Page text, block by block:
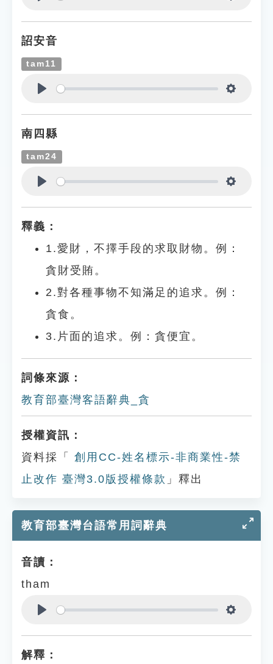
詔安音
tam11
南四縣
tam24
釋義：
1.愛財，不擇手段的求取財物。例：
貪財受賄。
2.對各種事物不知滿足的追求。例：
貪食。
3.片面的追求。例：貪便宜。
詞條來源：
教育部臺灣客語辭典_貪
授權資訊：
資料採「
創用CC-姓名標示-非商業性-禁
止改作 臺灣3.0版授權條款 」釋出
教育部臺灣台語常用詞辭典
音讀：
tham
解釋：